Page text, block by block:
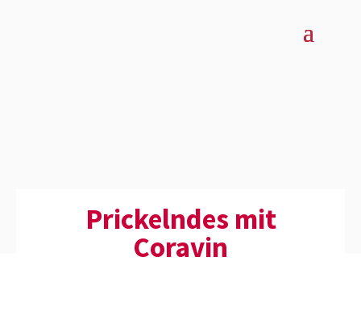
Prickelndes mit
Coravin